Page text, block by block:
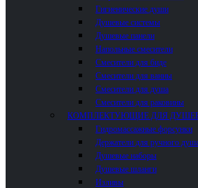
Гигиенические души
Душевые системы
Душевые панели
Напольные смесители
Смесители для биде
Смесители для ванны
Смесители для душа
Смесители для раковины
КОМПЛЕКТУЮЩИЕ ДЛЯ
Гидромассажные форсунки
Держатели для ручного
Душевые наборы
Душевые шланги
Изливы